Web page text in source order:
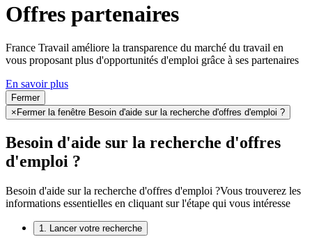
Offres partenaires
France Travail améliore la transparence du marché du travail en
vous proposant plus d'opportunités d'emploi grâce à ses partenaires
En savoir plus
Fermer
× Fermer la fenêtre Besoin d'aide sur la recherche d'offres d'emploi ?
Besoin d'aide sur la recherche d'offres
d'emploi ?
Besoin d'aide sur la recherche d'offres d'emploi ?Vous trouverez les
informations essentielles en cliquant sur l'étape qui vous intéresse
1. Lancer votre recherche